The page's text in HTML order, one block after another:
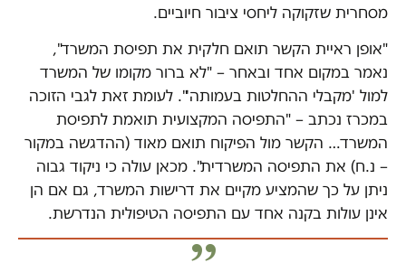
מסחרית שזקוקה ליחסי ציבור חיוביים.
"אופן ראיית הקשר תואם חלקית את תפיסת המשרד",
נאמר במקום אחד ובאחר – "לא ברור מקומו של המשרד
למול 'מקבלי ההחלטות בעמותה'". לעומת זאת לגבי הזוכה
במכרז נכתב – "התפיסה המקצועית תואמת לתפיסת
המשרד… הקשר מול הפיקוח תואם מאוד (ההדגשה במקור
– נ.ח) את התפיסה המשרדית". מכאן עולה כי ניקוד גבוה
ניתן על כך שהמציע מקיים את דרישות המשרד, גם אם הן
אינן עולות בקנה אחד עם התפיסה הטיפולית הנדרשת.